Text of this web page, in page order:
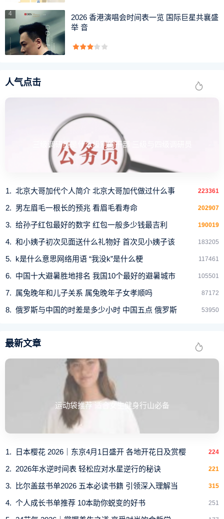
方通常比较容易脏，但也容易褪色，可将指甲油涂在鞋眼，
它可以起到防止氧化的效果。
3、冲洗 在冲洗鞋子的时候，应该用温水，不要让水温太
高，不然会破坏材质。而加入底部有夹一些石块，可以用棉
4、洗完之后 洗完耐克空军一号不要放在阳光下晾晒，而
致鞋子变形，那么整体就不那么好看了。
上述就是关于空军一号鞋码是否偏大的问题解答，空军一
号男款和女款的区别和空军一号男款女生可以穿吗介绍，网
全可以根据的自己平时穿鞋子的大小选择。
4
2026 香港演唱会时间表一览 国际巨星共襄盛
举 音
人气点击
三级调研员是什么级别的干部 三级与四级调研员
北京大哥加代个人简介 北京大哥加代做过什么事 223361
男左眉毛一根长的预兆 看眉毛看寿命 202907
给孙子红包最好的数字 红包一般多少钱最吉利 190019
和小姨子初次见面送什么礼物好 首次见小姨子该 183205
k是什么意思网络用语 “我没k”是什么梗 117461
中国十大避暑胜地排名 我国10个最好的避暑城市 105501
属兔晚年和儿子关系 属兔晚年子女孝顺吗 87172
俄罗斯与中国的时差是多少小时 中国五点 俄罗斯 53950
最新文章
运动袋推荐 适合女生健身行山必备
日本樱花 2026｜东京4月1日盛开 各地开花日及赏樱 224
2026年水逆时间表 轻松应对水星逆行的秘诀 221
比尔盖兹书单2026 五本必读书籍 引领深入理解当 315
个人成长书单推荐 10本助你蜕变的好书 251